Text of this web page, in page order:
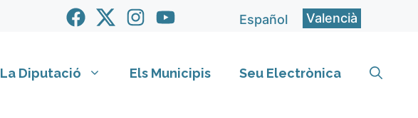
Español Valencià
La Diputació Els Municipis Seu Electrònica